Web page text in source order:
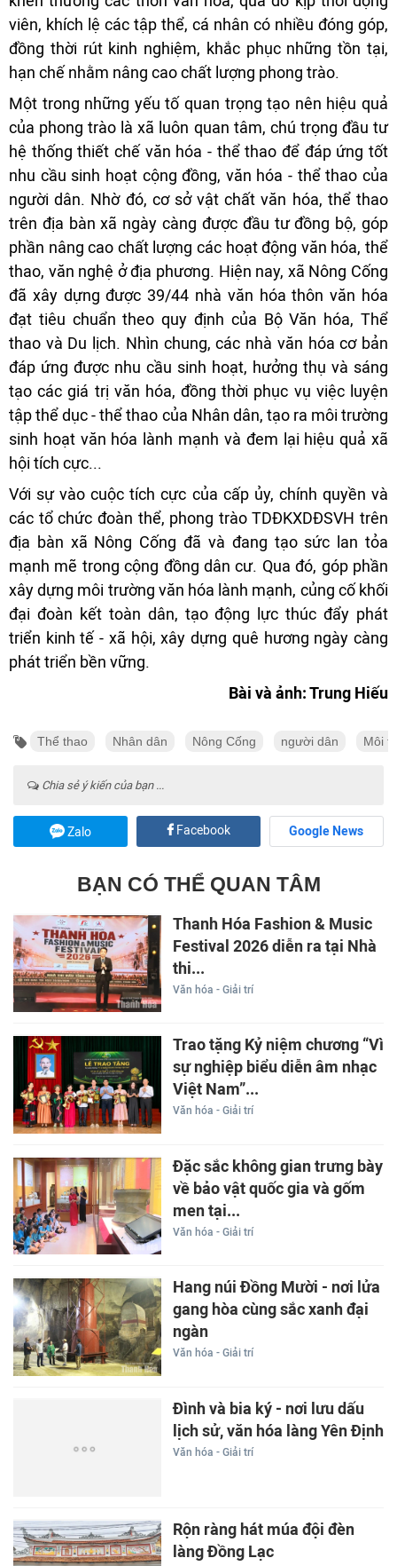
viên, khích lệ các tập thể, cá nhân có nhiều đóng góp,
đồng thời rút kinh nghiệm, khắc phục những tồn tại,
hạn chế nhằm nâng cao chất lượng phong trào.
Một trong những yếu tố quan trọng tạo nên hiệu quả
của phong trào là xã luôn quan tâm, chú trọng đầu tư
hệ thống thiết chế văn hóa - thể thao để đáp ứng tốt
nhu cầu sinh hoạt cộng đồng, văn hóa - thể thao của
người dân. Nhờ đó, cơ sở vật chất văn hóa, thể thao
trên địa bàn xã ngày càng được đầu tư đồng bộ, góp
phần nâng cao chất lượng các hoạt động văn hóa, thể
thao, văn nghệ ở địa phương. Hiện nay, xã Nông Cống
đã xây dựng được 39/44 nhà văn hóa thôn văn hóa
đạt tiêu chuẩn theo quy định của Bộ Văn hóa, Thể
thao và Du lịch. Nhìn chung, các nhà văn hóa cơ bản
đáp ứng được nhu cầu sinh hoạt, hưởng thụ và sáng
tạo các giá trị văn hóa, đồng thời phục vụ việc luyện
tập thể dục - thể thao của Nhân dân, tạo ra môi trường
sinh hoạt văn hóa lành mạnh và đem lại hiệu quả xã
hội tích cực...
Với sự vào cuộc tích cực của cấp ủy, chính quyền và
các tổ chức đoàn thể, phong trào TDĐKXDĐSVH trên
địa bàn xã Nông Cống đã và đang tạo sức lan tỏa
mạnh mẽ trong cộng đồng dân cư. Qua đó, góp phần
xây dựng môi trường văn hóa lành mạnh, củng cố khối
đại đoàn kết toàn dân, tạo động lực thúc đẩy phát
triển kinh tế - xã hội, xây dựng quê hương ngày càng
phát triển bền vững.
Bài và ảnh: Trung Hiếu
Thể thao Nhân dân Nông Cống người dân Môi
Chia sẻ ý kiến của bạn ...
Zalo Facebook Google News
BẠN CÓ THỂ QUAN TÂM
Thanh Hóa Fashion & Music
Festival 2026 diễn ra tại Nhà
thi...
Văn hóa - Giải trí
Trao tặng Kỷ niệm chương “Vì
sự nghiệp biểu diễn âm nhạc
Việt Nam”...
Văn hóa - Giải trí
Đặc sắc không gian trưng bày
về bảo vật quốc gia và gốm
men tại...
Văn hóa - Giải trí
Hang núi Đồng Mười - nơi lửa
gang hòa cùng sắc xanh đại
ngàn
Văn hóa - Giải trí
Đình và bia ký - nơi lưu dấu
lịch sử, văn hóa làng Yên Định
Văn hóa - Giải trí
Rộn ràng hát múa đội đèn
làng Đồng Lạc